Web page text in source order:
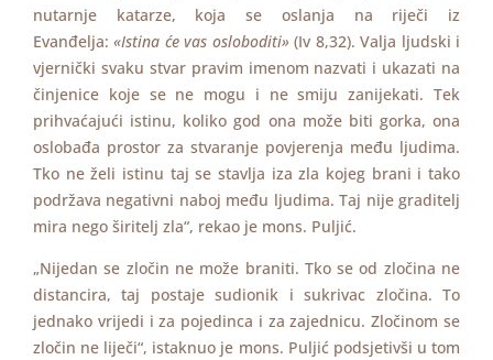
nutarnje katarze, koja se oslanja na riječi iz
Evanđelja:«Istina će vas osloboditi» (Iv 8,32). Valja ljudski i
vjernički svaku stvar pravim imenom nazvati i ukazati na
činjenice koje se ne mogu i ne smiju zanijekati. Tek
prihvaćajući istinu, koliko god ona može biti gorka, ona
oslobađa prostor za stvaranje povjerenja među ljudima.
Tko ne želi istinu taj se stavlja iza zla kojeg brani i tako
podržava negativni naboj među ljudima. Taj nije graditelj
mira nego širitelj zla“, rekao je mons. Puljić.
„Nijedan se zločin ne može braniti. Tko se od zločina ne
distancira, taj postaje sudionik i sukrivac zločina. To
jednako vrijedi i za pojedinca i za zajednicu. Zločinom se
zločin ne liječi“, istaknuo je mons. Puljić podsjetivši u tom